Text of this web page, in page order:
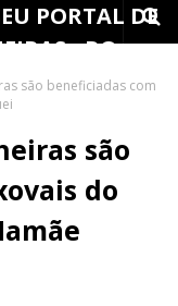
PORTAL DE
- RO
são beneficiadas com
são
do